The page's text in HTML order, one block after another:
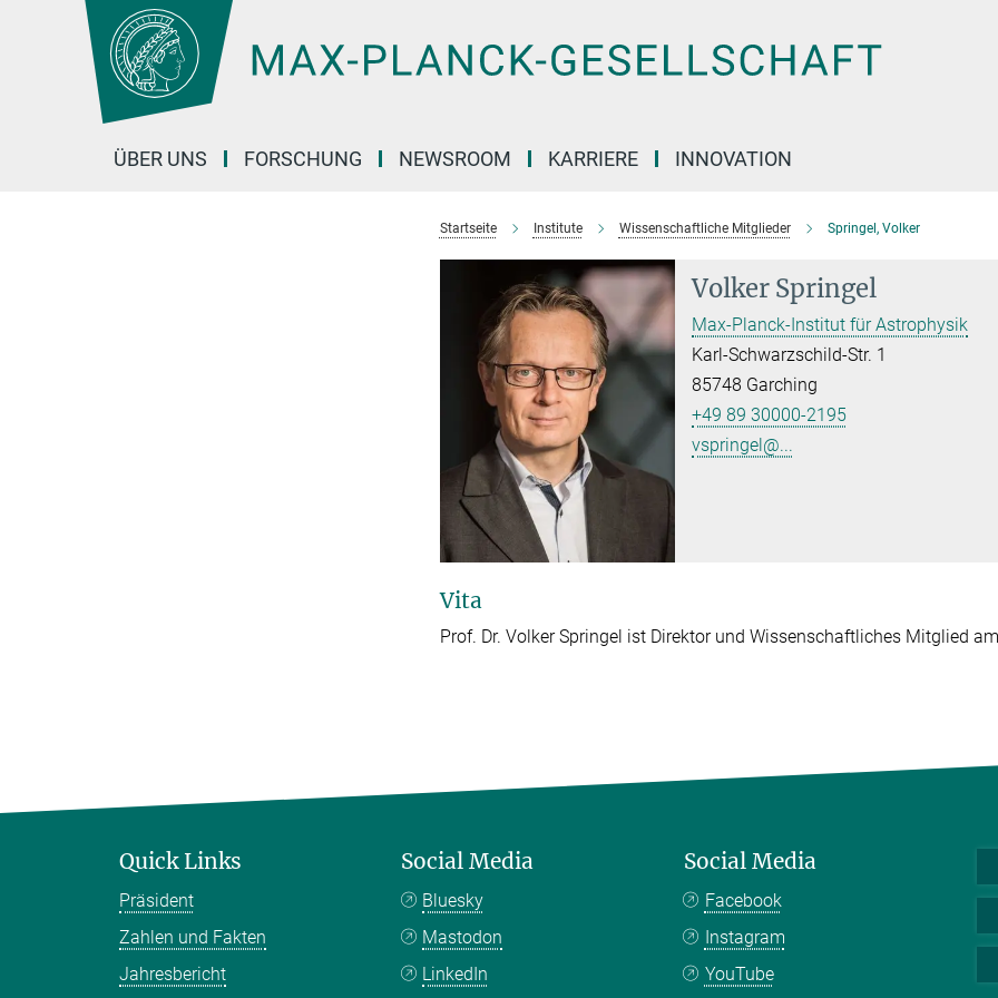
Hauptinhalt
ÜBER UNS FORSCHUNG NEWSROOM KARRIERE INNOVATION
Startseite Institute Wissenschaftliche Mitglieder Springel, Volker
Volker Springel
Max-Planck-Institut für Astrophysik
Karl-Schwarzschild-Str. 1
85748 Garching
+49 89 30000-2195
vspringel@...
Vita
Prof. Dr. Volker Springel ist Direktor und Wissenschaftliches Mitglied
Quick Links
Präsident
Zahlen und Fakten
Jahresbericht
Social Media
Bluesky
Mastodon
LinkedIn
Social Media
Facebook
Instagram
YouTube